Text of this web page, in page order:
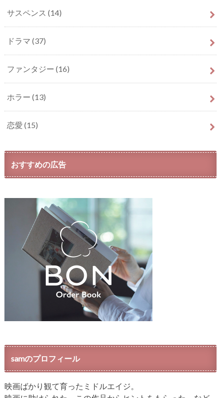
サスペンス (14)
ドラマ (37)
ファンタジー (16)
ホラー (13)
恋愛 (15)
おすすめの広告
samのプロフィール
映画ばかり観て育ったミドルエイジ。